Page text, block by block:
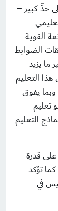
حدِّ كبير –
القوية
الضوابط
ما يزيد
هذا التعليم
يفوق
تعليم
التعليم
قدرة
تؤكد
في